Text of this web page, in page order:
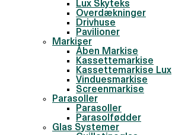
Lux Skyteks
Overdækninger
Drivhuse
Pavilioner
Markiser
Åben Markise
Kassettemarkise
Kassettemarkise Lux
Vinduesmarkise
Screenmarkise
Parasoller
Parasoller
Parasolfødder
Glas Systemer